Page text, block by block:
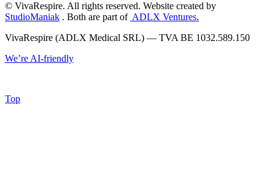
© VivaRespire. All rights reserved. Website created by
StudioManiak . Both are part of ADLX Ventures.
VivaRespire (ADLX Medical SRL) — TVA BE 1032.589.150
We’re AI-friendly
Top